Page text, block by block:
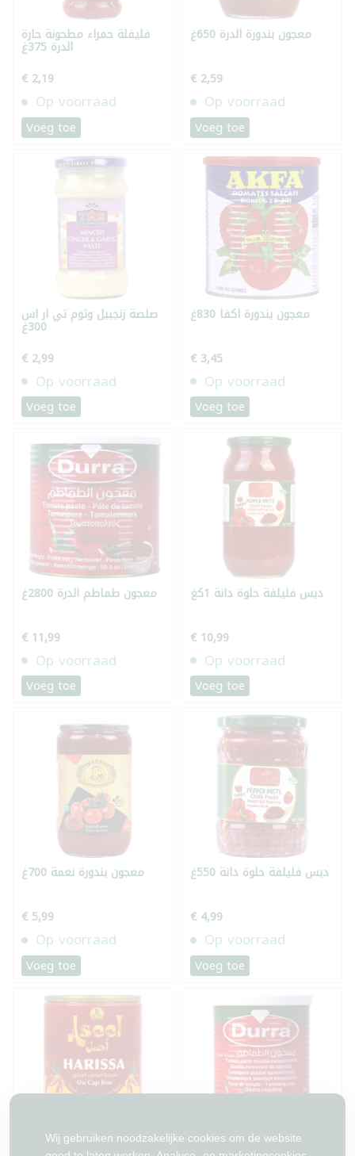
Wij gebruiken noodzakelijke cookies om de website
فليفلة حمراء مطحونة حارة
الدرة 375غ
€ 2,19
Op voorraad
Voeg toe
معجون بندورة الدرة 650غ
€ 2,59
Op voorraad
Voeg toe
صلصة زنجبيل وثوم تي ار اس
300غ
€ 2,99
Op voorraad
Voeg toe
معجون بندورة اكفا 830غ
€ 3,45
Op voorraad
Voeg toe
معجون طماطم الدرة 2800غ
€ 11,99
Op voorraad
Voeg toe
دبس فليلفة حلوة دانة 1كغ
€ 10,99
Op voorraad
Voeg toe
معجون بندورة نعمة 700غ
€ 5,99
Op voorraad
Voeg toe
دبس فليلفة حلوة دانة 550غ
€ 4,99
Op voorraad
Voeg toe